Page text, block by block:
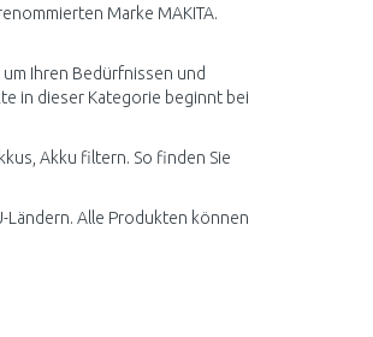
Marke MAKITA.
Ihren Bedürfnissen und
in dieser Kategorie beginnt bei
Akku filtern. So finden Sie
Ländern. Alle Produkten können